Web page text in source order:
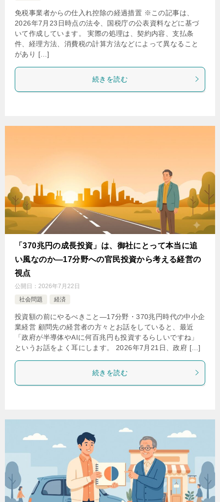
免税事業者からの仕入れ控除の経過措置 ※この記事は、
2026年7月23日時点の法令、国税庁の公表資料などに基づ
いて作成しています。 実際の処理は、契約内容、支払条
件、経理方法、消費税の計算方法などによって異なること
があり […]
続きを読む
「370兆円の成長投資」は、御社にとって本当に追
い風なのか―17分野への官民投資から考える経営の
視点
公開日： 2026年7月22日
社会問題
経済
投資額の前にやるべきこと―17分野・370兆円時代の中小企
業経営 顧問先の経営者の方々とお話をしていると、最近
「政府が半導体やAIに何百兆円も投資するらしいですね」
というお話をよく耳にします。 2026年7月21日、政府 […]
続きを読む